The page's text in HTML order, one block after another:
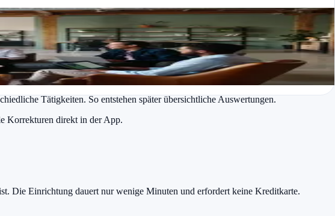
reduzieren den administrativen Aufwand erheblich. Viele Tools bieten zudem
statt manuell Tabellen zu pflegen.
Tätigkeiten. So entstehen später übersichtliche Auswertungen.
Korrekturen direkt in der App.
Die Einrichtung dauert nur wenige Minuten und erfordert keine Kreditkarte.